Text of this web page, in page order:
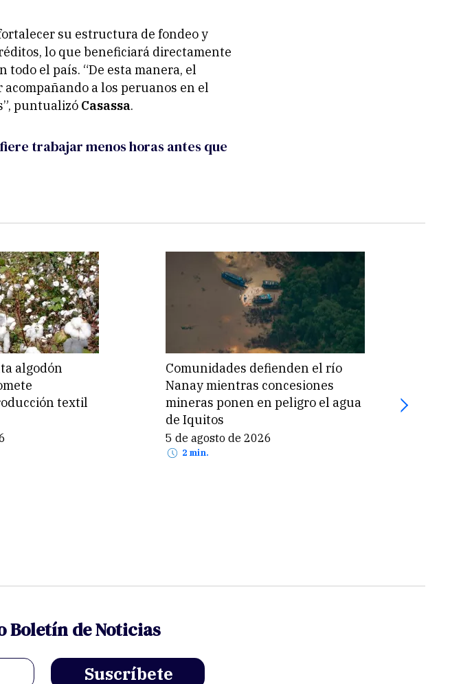
su estructura de fondeo y
lo que beneficiará directamente
todo el país. “De esta manera, el
a los peruanos en el
puntualizó Casassa.
trabajar menos horas antes que
algodón
textil
Comunidades defienden el río
Nanay mientras concesiones
mineras ponen en peligro el agua
de Iquitos
5 de agosto de 2026
2 min.
Boletín de Noticias